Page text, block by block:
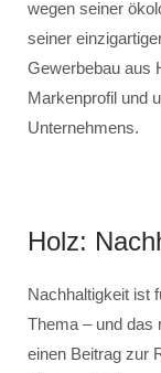
wegen seiner
seiner
Gewerbebau aus
Markenprofil und
Unternehmens.
Holz:
Nachhaltigkeit ist
Thema – und das
einen Beitrag zur